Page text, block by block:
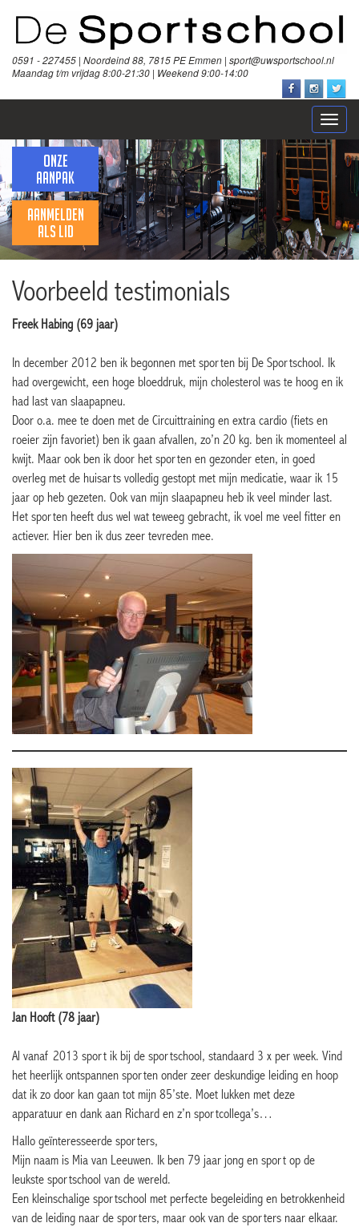
0591 - 227455 | Noordeind 88, 7815 PE Emmen | sport@uwsportschool.nl
Maandag t/m vrijdag 8:00-21:30 | Weekend 9:00-14:00
Open
ONZE
AANPAK
AANMELDEN
ALS LID
Voorbeeld testimonials
Freek Habing (69 jaar)
In december 2012 ben ik begonnen met sporten bij De Sportschool. Ik
had overgewicht, een hoge bloeddruk, mijn cholesterol was te hoog en ik
had last van slaapapneu.
Door o.a. mee te doen met de Circuittraining en extra cardio (fiets en
roeier zijn favoriet) ben ik gaan afvallen, zo’n 20 kg. ben ik momenteel al
kwijt. Maar ook ben ik door het sporten en gezonder eten, in goed
overleg met de huisarts volledig gestopt met mijn medicatie, waar ik 15
jaar op heb gezeten. Ook van mijn slaapapneu heb ik veel minder last.
Het sporten heeft dus wel wat teweeg gebracht, ik voel me veel fitter en
actiever. Hier ben ik dus zeer tevreden mee.
Jan Hooft (78 jaar)
Al vanaf 2013 sport ik bij de sportschool, standaard 3 x per week. Vind
het heerlijk ontspannen sporten onder zeer deskundige leiding en hoop
dat ik zo door kan gaan tot mijn 85’ste. Moet lukken met deze
apparatuur en dank aan Richard en z’n sportcollega’s…
Hallo geïnteresseerde sporters,
Mijn naam is Mia van Leeuwen. Ik ben 79 jaar jong en sport op de
leukste sportschool van de wereld.
Een kleinschalige sportschool met perfecte begeleiding en betrokkenheid
van de leiding naar de sporters, maar ook van de sporters naar elkaar.